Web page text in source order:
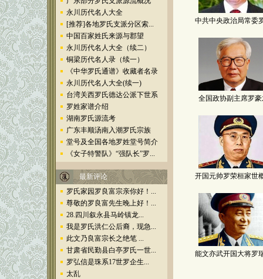
后果承担任何责任。
●欢迎川、渝两地罗氏族
人向本站提供县处级及以
上、或具有高级职称、或在
某方面有突出成绩者的个人
简历和事迹材料。发E-mail
或 贴到留言本或论坛均可。
● 本站诚邀罗氏宗亲和各
界专家、学者赐稿交流，但
谢绝指责、攻击他人的文
章。在本站发表作品，均属
志愿行为并文责自负；本站
保留对所有稿件、评论、贴
子、留言……进行处置的权
利；引用本站资料，请遵守
者和出处，以示对作者、编
者劳动的尊重，并承担由此
而产生的法律责任。
●本站刊发的资料，除原
创作品外，部分收集于网或
录自其他典籍并凡有可能都
注明了出处，谨向作者表示
感谢；如果原作者认为涉及
了著作权问题，请来信告
之，本站将在第一时间内予
永川历代名人大全
[推荐]各地罗氏支派分区索...
中国百家姓氏来源与郡望
永川历代名人大全（续二）
铜梁历代名人录（续一）
《中华罗氏通谱》收藏者名录
永川历代名人大全(续一)
台湾关西罗氏德达公派下世系
罗姓家谱介绍
湖南罗氏源流考
广东丰顺汤南入潮罗氏宗族
堂号及全国各地罗姓堂号简介
《女子特警队》“强队长”罗...
最新评论
罗氏家园罗良富宗亲你好！...
尊敬的罗良富先生晚上好！...
28.四川叙永县马岭镇龙...
我是罗氏洪仁公后裔，现急...
此文乃良富宗长之绝笔 ...
甘肃省民勤县白亭罗氏一世...
罗弘信是珠系17世罗企生...
太乱
中共中央政治局常委
全国政协副主席罗
开国元帅罗荣桓家世
能文亦武开国大将罗